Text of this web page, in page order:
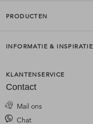
PRODUCTEN
INFORMATIE & INSPIRATIE
KLANTENSERVICE
Contact
Mail ons
Chat